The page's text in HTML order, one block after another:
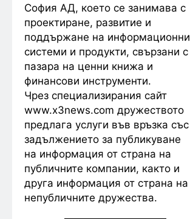
София АД, което се занимава с
проектиране, развитие и
поддържане на информационни
системи и продукти, свързани с
пазара на ценни книжа и
финансови инструменти.
Чрез специализирания сайт
www.x3news.com дружеството
предлага услуги във връзка със
задължението за публикуване
на информация от страна на
публичните компании, както и
друга информация от страна на
непубличните дружества.